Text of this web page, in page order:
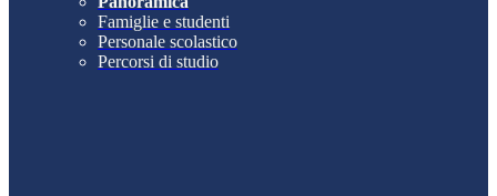
Famiglie e studenti
Personale scolastico
Percorsi di studio